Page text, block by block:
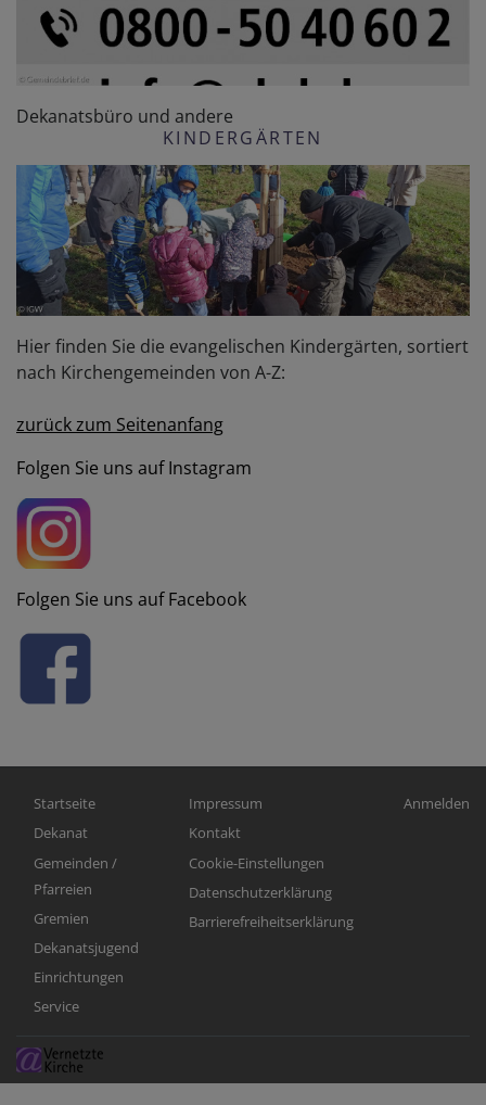
Dekanatsbüro und andere
KINDERGÄRTEN
Hier finden Sie die evangelischen Kindergärten, sortiert
nach Kirchengemeinden von A-Z:
zurück zum Seitenanfang
Folgen Sie uns auf Instagram
Folgen Sie uns auf Facebook
Hauptnavigation
Startseite
Dekanat
Gemeinden /
Pfarreien
Gremien
Dekanatsjugend
Einrichtungen
Service
Fußbereichsmenü
Impressum
Kontakt
Cookie-Einstellungen
Datenschutzerklärung
Barrierefreiheitserklärung
Anmelden